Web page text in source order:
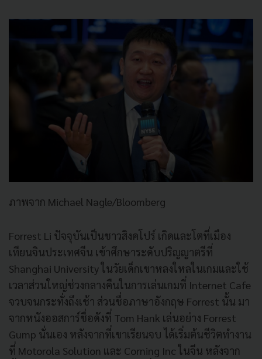
ภาพจาก Michael Nagle/Bloomberg
Forrest Li ปัจจุบันเป็นชาวสิงคโปร์ เกิดและโตที่เมือง
เทียนจินประเทศจีน เข้าศึกษาระดับปริญญาตรีที่
Shanghai Universityในวัยเด็กเขาหลงใหลในเกมและใช้
เวลาส่วนใหญ่ช่วงกลางคืนในการเล่นเกมที่ Internet Cafe
จวบจนกระทั่งถึงเช้า ส่วนชื่อภาษาอังกฤษ Forrest นั้น มา
จากหนังออสการ์ชื่อดังที่ Tom Hank เล่นอย่าง Forrest
Gump นั่นเอง หลังจากที่เขาเรียนจบ ได้เริ่มต้นชีวิตทำงาน
ที่ Motorola Solution และ Corning Incในจีน หลังจาก